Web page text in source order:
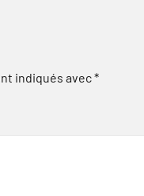
indiqués avec*